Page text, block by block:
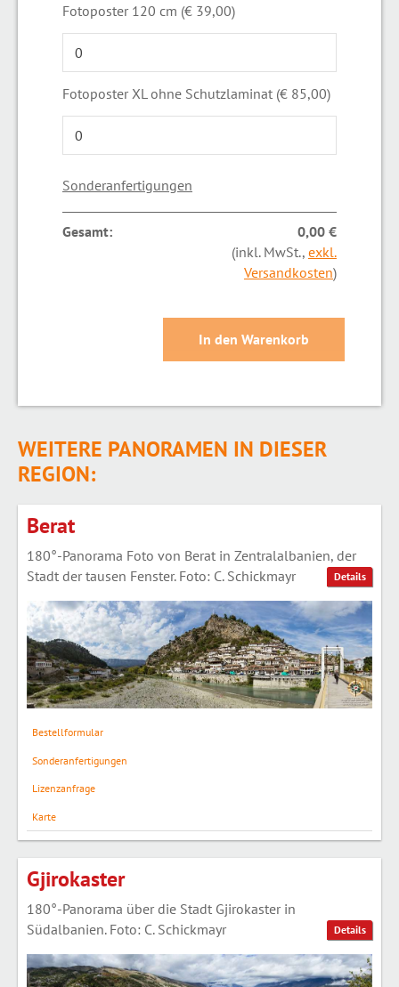
Fotoposter 120 cm (€ 39,00)
Fotoposter XL ohne Schutzlaminat (€ 85,00)
Sonderanfertigungen
Gesamt:
0,00 €
(inkl. MwSt., exkl.
Versandkosten)
WEITERE PANORAMEN IN DIESER
REGION:
Details
Berat
180°-Panorama Foto von Berat in Zentralalbanien, der
Stadt der tausen Fenster. Foto: C. Schickmayr
Bestellformular
Sonderanfertigungen
Lizenzanfrage
Karte
Details
Gjirokaster
180°-Panorama über die Stadt Gjirokaster in
Südalbanien. Foto: C. Schickmayr